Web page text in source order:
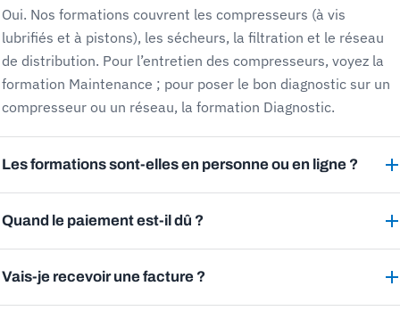
Oui. Nos formations couvrent les compresseurs (à vis
lubrifiés et à pistons), les sécheurs, la filtration et le réseau
de distribution. Pour l’entretien des compresseurs, voyez la
formation Maintenance ; pour poser le bon diagnostic sur un
compresseur ou un réseau, la formation Diagnostic.
Les formations sont-elles en personne ou en ligne ?
Quand le paiement est-il dû ?
Vais-je recevoir une facture ?